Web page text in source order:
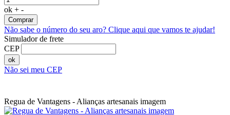
ok + -
Comprar
Não sabe o número do seu aro? Clique aqui que vamos te ajudar!
Simulador de frete
CEP
ok
Não sei meu CEP
Regua de Vantagens - Alianças artesanais imagem